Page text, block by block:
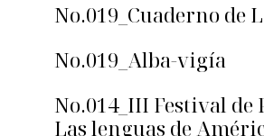
No.019_Cuaderno de
No.019_Alba-vigía
No.014_III Festival de
Las lenguas de